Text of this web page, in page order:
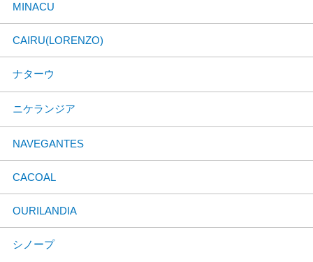
MINACU
CAIRU(LORENZO)
ナターウ
ニケランジア
NAVEGANTES
CACOAL
OURILANDIA
シノープ